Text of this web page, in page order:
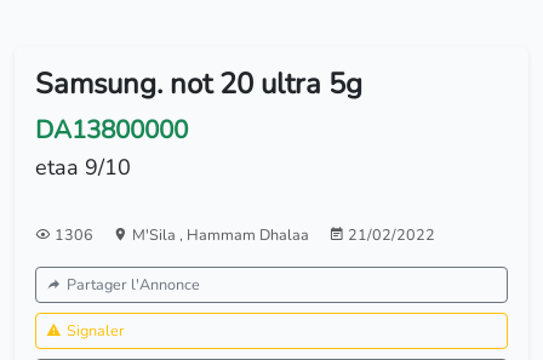
Samsung. not 20 ultra 5g
DA13800000
etaa 9/10
1306 M'Sila , Hammam Dhalaa 21/02/2022
Partager l'Annonce
Signaler